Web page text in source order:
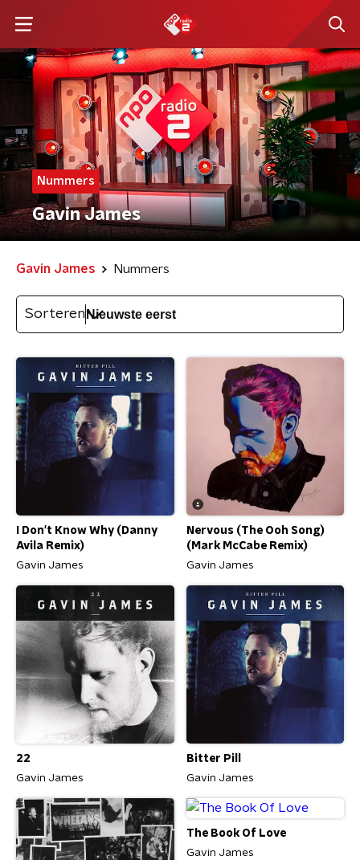
Nummers
Gavin James
Gavin James Nummers
Sorteren
I Don't Know Why (Danny
Avila Remix)
Gavin James
Nervous (The Ooh Song)
(Mark McCabe Remix)
Gavin James
22
Gavin James
Bitter Pill
Gavin James
The Book Of Love
Gavin James